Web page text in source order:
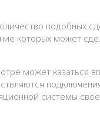
подобных
которых может
может казаться
системы